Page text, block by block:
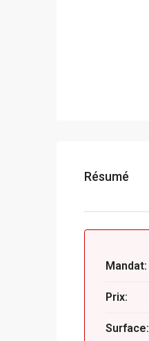
Résumé
Mandat:
Prix:
Surface: